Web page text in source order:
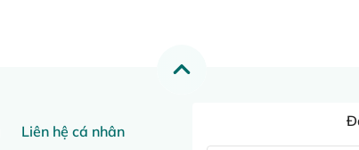
Liên hệ cá nhân